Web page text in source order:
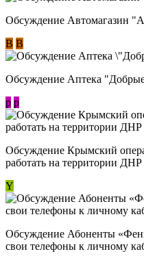
Обсуждение Автомагазин
В В
Обсуждение Аптека "Добрые
p p
Обсуждение Крымский
работать на территории ДНР
Y
Обсуждение ​Абоненты
свои телефоны к личному